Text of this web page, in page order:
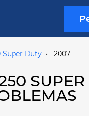
Super Duty 2007